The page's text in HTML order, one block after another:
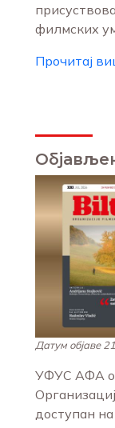
филмских
Прочитај
Датум објаве
УФУС АФА
доступан на